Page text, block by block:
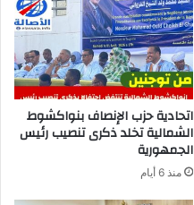
اتحادية حزب الإنصاف بنواكشوط
الشمالية تخلد ذكرى تنصيب رئيس
الجمهورية
منذ 6 أيام